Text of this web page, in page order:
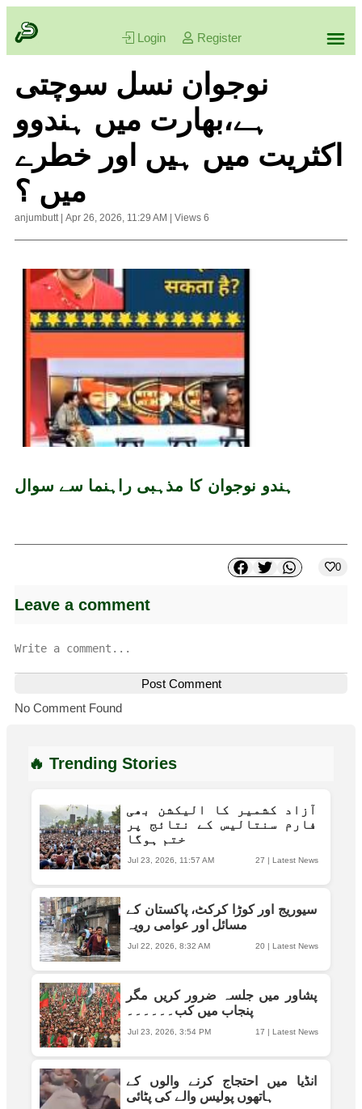
Login Register
نوجوان نسل سوچتی
ہے،بھارت میں ہندوو
اکثریت میں ہیں اور خطرے
میں ؟
anjumbutt| Apr 26, 2026, 11:29 AM Views 6
ہندو نوجوان کا مذہبی راہنما سے سوال
0
Leave a comment
Post Comment
No Comment Found
🔥 Trending Stories
آزاد کشمیر کا الیکشن بھی
فارم سنتالیس کے نتائج پر
ختم ہوگا
27 | Latest News
Jul 23, 2026, 11:57 AM
سیوریج اور کوڑا کرکٹ، پاکستان کے
مسائل اور عوامی رویہ
20 | Latest News
Jul 22, 2026, 8:32 AM
پشاور میں جلسہ ضرور کریں مگر
پنجاب میں کب۔۔۔۔۔۔
17 | Latest News
Jul 23, 2026, 3:54 PM
انڈیا میں احتجاج کرنے والوں کے
ہاتھوں پولیس والے کی پٹائی